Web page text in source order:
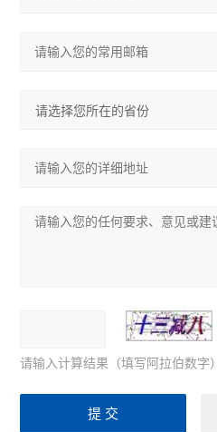
请输入计算结果（填写阿拉伯数字